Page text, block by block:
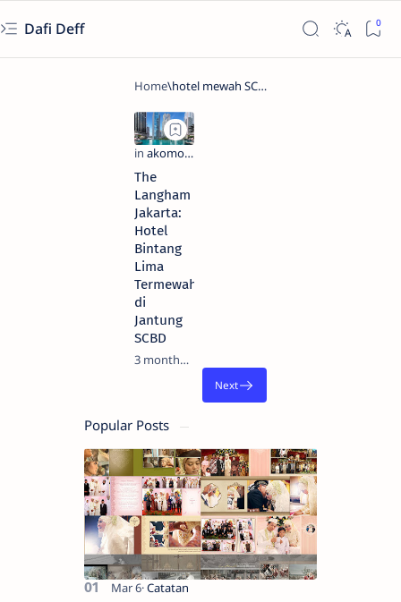
Dafi Deff
The
Langham
Jakarta:
Hotel
Bintang
Lima
Termewah
di
Jantung
SCBD
3 months ago
Popular Posts